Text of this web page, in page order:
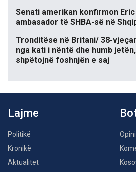
Senati amerikan konfirmon Eric
ambasador të SHBA-së në
Tronditëse në Britani/ 38-
nga kati i nëntë dhe humb
shpëtojnë foshnjën e saj
Lajme
Politikë
Kronikë
Aktualitet